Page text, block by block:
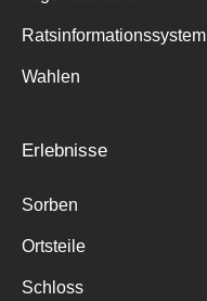
Ratsinformationssystem
Wahlen
Erlebnisse
Sorben
Ortsteile
Schloss